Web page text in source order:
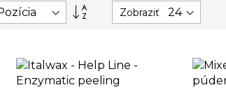
Nastaviť
zostupný
Zobraziť